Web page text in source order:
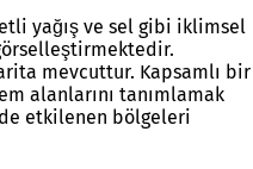
yağış ve sel gibi iklimsel
mevcuttur. Kapsamlı bir
alanlarını tanımlamak
etkilenen bölgeleri